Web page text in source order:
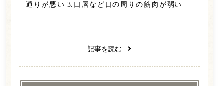
通りが悪い 3.口唇など口の周りの筋肉が弱い
記事を読む